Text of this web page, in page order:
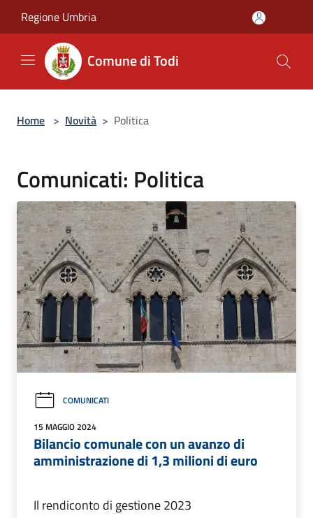
Regione Umbria
Comune di Todi
Home > Novità > Politica
Comunicati: Politica
COMUNICATI
15 MAGGIO 2024
Bilancio comunale con un avanzo di
amministrazione di 1,3 milioni di euro
Il rendiconto di gestione 2023